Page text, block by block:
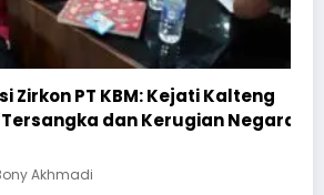
PT KBM: Kejati Kalteng
dan Kerugian Negara
Akhmadi